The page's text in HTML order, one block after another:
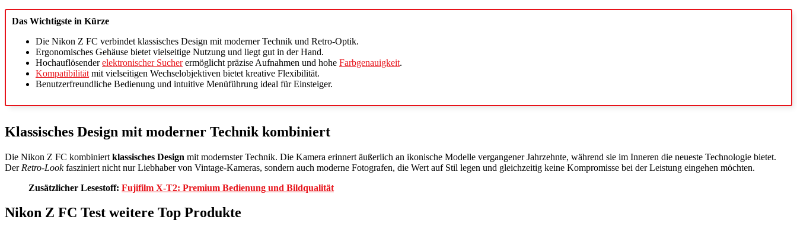
Das Wichtigste in Kürze
Die Nikon Z FC verbindet klassisches Design mit moderner Technik und Retro-Optik.
Ergonomisches Gehäuse bietet vielseitige Nutzung und liegt gut in der Hand.
Hochauflösenderelektronischer Sucherermöglicht präzise Aufnahmen und hohe Farbgenauigkeit.
Kompatibilität mit vielseitigen Wechselobjektiven bietet kreative Flexibilität.
Benutzerfreundliche Bedienung und intuitive Menüführung ideal für Einsteiger.
Klassisches Design mit moderner Technik kombiniert
Die Nikon Z FC kombiniert klassisches Design mit modernster Technik. Die Kamera erinnert äußerlich an ikonische Modelle vergangener Jahrzehnte, während sie im Inneren die neueste Technologie bietet.
Der Retro-Lookfasziniert nicht nur Liebhaber von Vintage-Kameras, sondern auch moderne Fotografen, die Wert auf Stil legen und gleichzeitig keine Kompromisse bei der Leistung eingehen möchten.
Zusätzlicher Lesestoff: Fujifilm X-T2: Premium Bedienung und Bildqualität
Nikon Z FC Test weitere Top Produkte